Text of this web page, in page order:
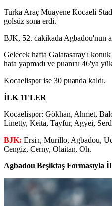
Turka Araç Muayene Kocaeli
golsüz sona erdi.
BJK, 52. dakikada Agbadou'nun
Gelecek hafta Galatasaray'ı
hata yapmadı ve puanını 46'ya
Kocaelispor ise 30 puanda kaldı.
İLK 11'LER
Kocaelispor: Gökhan, Ahmet,
Linetty, Keita, Tayfur, Agyei,
BJK: Ersin, Murillo, Agbadou,
Cengiz, Cerny, Olaitan, Oh.
Agbadou Beşiktaş Formasıyla